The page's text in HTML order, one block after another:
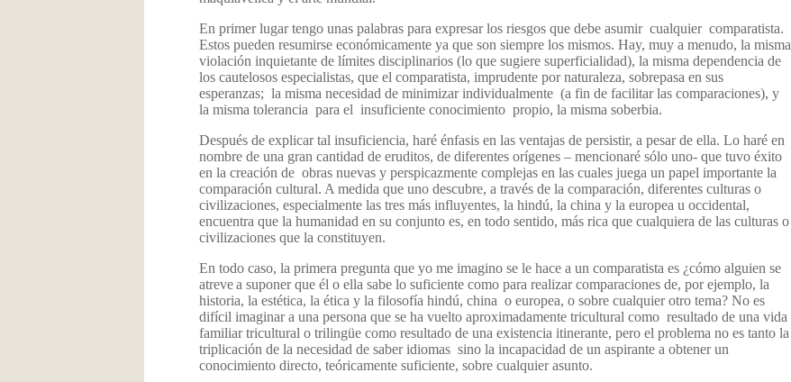
En primer lugar tengo unas palabras para expresar los riesgos que debe asumir cualquier comparatista.
Estos pueden resumirse económicamente ya que son siempre los mismos. Hay, muy a menudo, la misma
violación inquietante de límites disciplinarios (lo que sugiere superficialidad), la misma dependencia de
los cautelosos especialistas, que el comparatista, imprudente por naturaleza, sobrepasa en sus
esperanzas; la misma necesidad de minimizar individualmente (a fin de facilitar las comparaciones), y
la misma tolerancia para el insuficiente conocimiento propio, la misma soberbia.
Después de explicar tal insuficiencia, haré énfasis en las ventajas de persistir, a pesar de ella. Lo haré en
nombre de una gran cantidad de eruditos, de diferentes orígenes – mencionaré sólo uno- que tuvo éxito
en la creación de obras nuevas y perspicazmente complejas en las cuales juega un papel importante la
comparación cultural. A medida que uno descubre, a través de la comparación, diferentes culturas o
civilizaciones, especialmente las tres más influyentes, la hindú, la china y la europea u occidental,
encuentra que la humanidad en su conjunto es, en todo sentido, más rica que cualquiera de las culturas o
civilizaciones que la constituyen.
En todo caso, la primera pregunta que yo me imagino se le hace a un comparatista es ¿cómo alguien se
atreve a suponer que él o ella sabe lo suficiente como para realizar comparaciones de, por ejemplo, la
historia, la estética, la ética y la filosofía hindú, china o europea, o sobre cualquier otro tema? No es
difícil imaginar a una persona que se ha vuelto aproximadamente tricultural como resultado de una vida
familiar tricultural o trilingüe como resultado de una existencia itinerante, pero el problema no es tanto la
triplicación de la necesidad de saber idiomas sino la incapacidad de un aspirante a obtener un
conocimiento directo, teóricamente suficiente, sobre cualquier asunto.